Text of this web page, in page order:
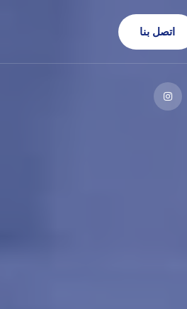
اتصل بنا